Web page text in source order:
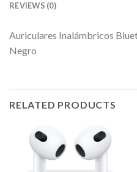
REVIEWS (0)
Auriculares Inalámbricos
Negro
RELATED PRODUCTS